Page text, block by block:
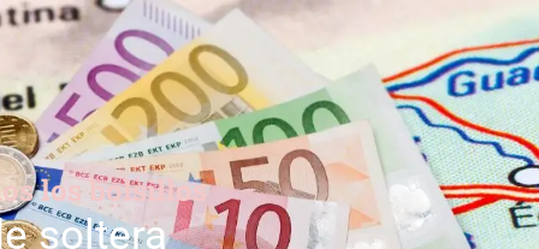
los bolsillos
soltera